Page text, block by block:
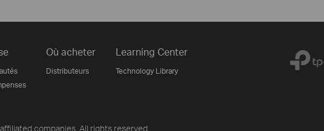
Où acheter
Distributeurs
Learning Center
Technology Library
companies. All rights reserved.